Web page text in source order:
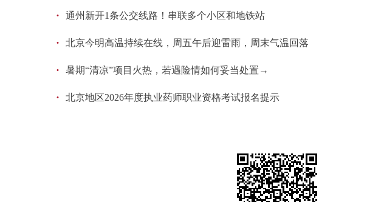
· 通州新开1条公交线路！串联多个小区和地铁站
· 北京今明高温持续在线，周五午后迎雷雨，周末气温回落
· 暑期“清凉”项目火热，若遇险情如何妥当处置→
· 北京地区2026年度执业药师职业资格考试报名提示